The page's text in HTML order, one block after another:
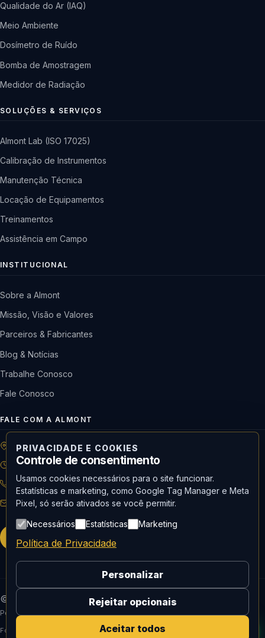
Qualidade do Ar (IAQ)
Meio Ambiente
Dosímetro de Ruído
Bomba de Amostragem
Medidor de Radiação
SOLUÇÕES & SERVIÇOS
Almont Lab (ISO 17025)
Calibração de Instrumentos
Manutenção Técnica
Locação de Equipamentos
Treinamentos
Assistência em Campo
INSTITUCIONAL
Sobre a Almont
Missão, Visão e Valores
Parceiros & Fabricantes
Blog & Notícias
Trabalhe Conosco
Fale Conosco
FALE COM A ALMONT
R: Horácio de Castilho, 284 Vila Maria | São Paulo-SP
08h às 18h | Seg. a Qui. | 08h às 17h | Sex.
11 3488-9300 RECEPÇÃO
recepcao@almont.com.br
Solicitar orçamento
© 2026 Almont do Brasil — Todos os direitos reservados.
Política de Privacidade
Fornecedor oficial de Mídia social, curadoria e
PRIVACIDADE E COOKIES
Controle de consentimento
Usamos cookies necessários para o site funcionar.
Estatísticas e marketing, como Google Tag Manager e Meta
Pixel, só serão ativados se você permitir.
Necessários Estatísticas Marketing
Política de Privacidade
Personalizar
Rejeitar opcionais
Aceitar todos